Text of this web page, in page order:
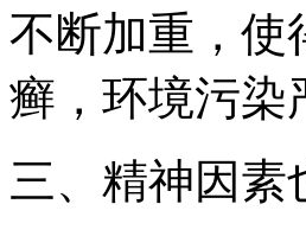
不断加重，使
癣，环境污染
三、精神因素